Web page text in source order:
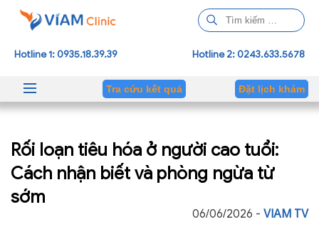
ì
m
h
Hotline 1: 0935.18.39.39 Hotline 2: 0243.633.5678
Tra cứu kết quả Đặt lịch khám
Rối loạn tiêu hóa ở người cao tuổi:
Cách nhận biết và phòng ngừa từ
sớm
06/06/2026 - VIAM TV